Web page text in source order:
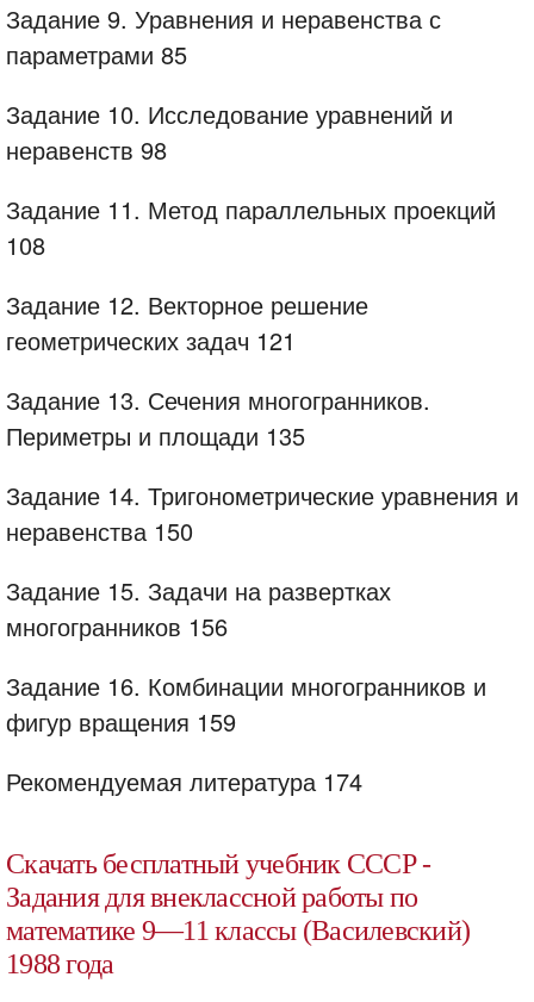
Задание 9. Уравнения и неравенства с
параметрами 85
Задание 10. Исследование уравнений и
неравенств 98
Задание 11. Метод параллельных проекций
108
Задание 12. Векторное решение
геометрических задач 121
Задание 13. Сечения многогранников.
Периметры и площади 135
Задание 14. Тригонометрические уравнения и
неравенства 150
Задание 15. Задачи на развертках
многогранников 156
Задание 16. Комбинации многогранников и
фигур вращения 159
Рекомендуемая литература 174
Скачать бесплатный учебник СССР -
Задания для внеклассной работы по
математике 9—11 классы (Василевский)
1988 года